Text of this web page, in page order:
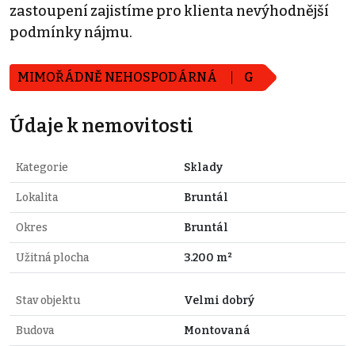
zastoupení zajistíme pro klienta nevýhodnější
podmínky nájmu.
MIMOŘÁDNĚ NEHOSPODÁRNÁ G
Údaje k nemovitosti
Kategorie Sklady
Lokalita Bruntál
Okres Bruntál
Užitná plocha 3.200 m²
Stav objektu Velmi dobrý
Budova Montovaná